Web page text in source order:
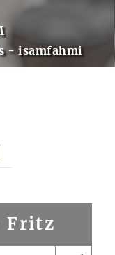
- isamfahmi
Fritz